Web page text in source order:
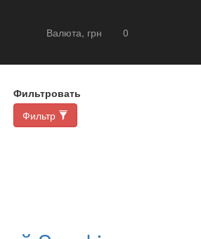
Валюта, грн 0
Фильтровать
Фильтр